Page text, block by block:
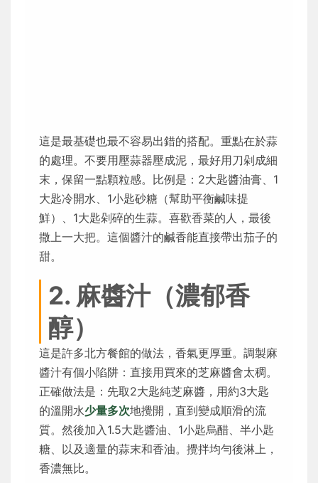
這是最基礎也最不容易出錯的搭配。重點在於蒜
的處理。不要用壓蒜器壓成泥，最好用刀剁成細
末，保留一點顆粒感。比例是：2大匙醬油膏、1
大匙冷開水、1小匙砂糖（幫助平衡鹹味提
鮮）、1大匙剁碎的生蒜。喜歡香菜的人，最後
撒上一大把。這個醬汁的鹹香能直接帶出茄子的
甜。
2. 麻醬汁（濃郁香
醇）
這是許多北方餐館的做法，香氣更厚重。調製麻
醬汁有個小陷阱：直接用買來的芝麻醬會太稠。
正確做法是：先取2大匙純芝麻醬，用約3大匙
的溫開水少量多次地攪開，直到變成順滑的流
質。然後加入1.5大匙醬油、1小匙烏醋、半小匙
糖、以及適量的蒜末和香油。攪拌均勻後淋上，
香濃無比。